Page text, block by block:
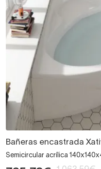
Bañeras encastrada
Semicircular acrílica